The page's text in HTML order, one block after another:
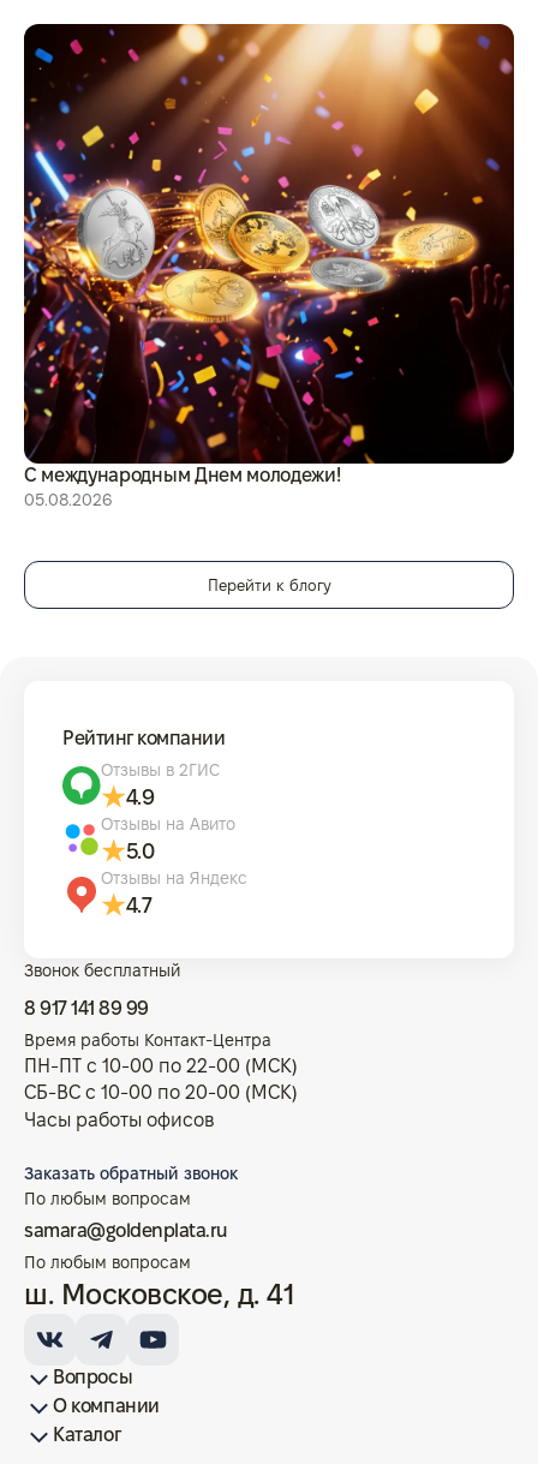
Перейти к блогу
С международным Днем молодежи!
05.08.2026
Рейтинг компании
Отзывы в 2ГИС
4.9
Отзывы на Авито
5.0
Отзывы на Яндекс
4.7
Вопросы
Как купить/продать
Условия оплаты
Условия доставки
Гарантия на товар
Возврат монет
Карта сайта
О компании
Франшиза
История
Вопрос-ответ
Отзывы
Лицензии и документы
Контакты офисов
Новости
БлогКаталог
Звонок бесплатный
8 917 141 89 99
Время работы Контакт-Центра
ПН-ПТ с 10-00 по 22-00 (МСК)
СБ-ВС с 10-00 по 20-00 (МСК)
Часы работы офисов
Заказать обратный звонок
По любым вопросам
samara@goldenplata.ru
По любым вопросам
ш. Московское, д. 41